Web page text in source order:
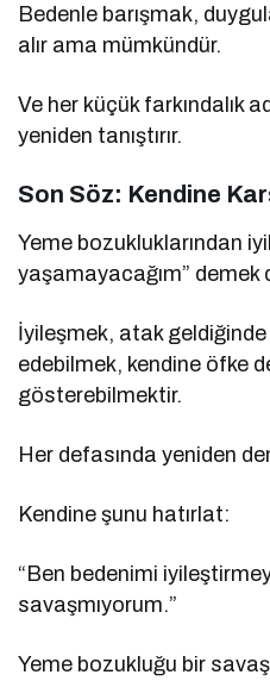
Bedenle barışmak,
alır ama mümkündür.
Ve her küçük farkındalık
yeniden tanıştırır.
Son Söz: Kendine
Yeme bozukluklarından
yaşamayacağım” demek
İyileşmek, atak
edebilmek, kendine öfke
gösterebilmektir.
Her defasında yeniden
Kendine şunu hatırlat:
“Ben bedenimi
savaşmıyorum.”
Yeme bozukluğu bir